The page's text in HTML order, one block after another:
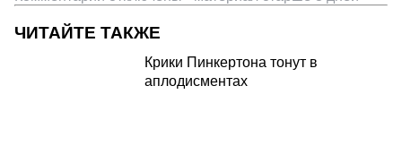
ЧИТАЙТЕ ТАКЖЕ
Крики Пинкертона тонут в
аплодисментах